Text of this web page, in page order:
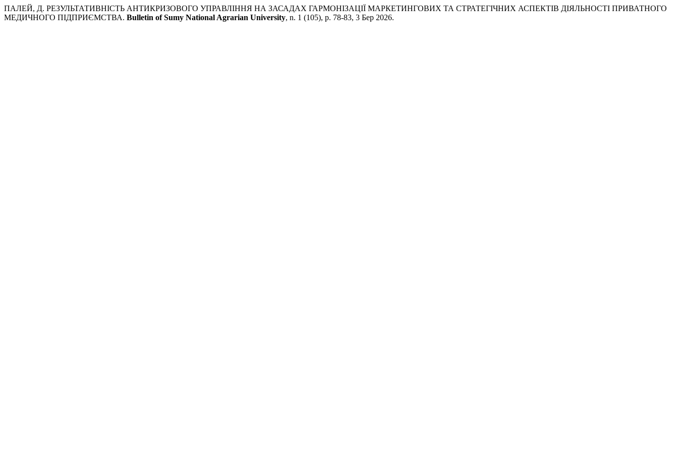
ПАЛЕЙ, Д. РЕЗУЛЬТАТИВНІСТЬ АНТИКРИЗОВОГО УПРАВЛІННЯ НА ЗАСАДАХ ГАРМОНІЗАЦІЇ МАРКЕТИНГОВИХ ТА СТРАТЕГІЧНИХ АСПЕКТІВ ДІЯЛЬНОСТІ ПРИВАТНОГО
МЕДИЧНОГО ПІДПРИЄМСТВА. Bulletin of Sumy National Agrarian University, n. 1 (105), p. 78-83, 3 Бер 2026.